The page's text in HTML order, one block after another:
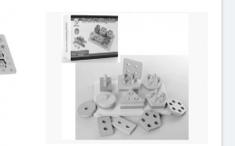
Вид
Развивающая игрушка
Возраст
От 3-х лет
Материал